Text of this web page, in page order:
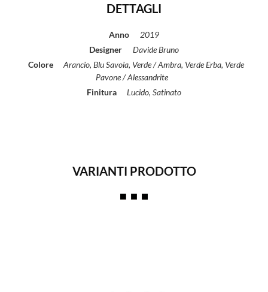
DETTAGLI
Anno
2019
Designer
Davide Bruno
Colore
Arancio, Blu Savoia, Verde / Ambra, Verde Erba, Verde
Pavone / Alessandrite
Finitura
Lucido, Satinato
VARIANTI PRODOTTO